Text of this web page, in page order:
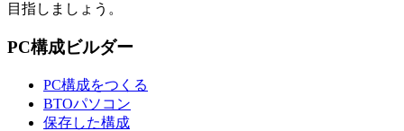
目指しましょう。
PC構成ビルダー
PC構成をつくる
BTOパソコン
保存した構成